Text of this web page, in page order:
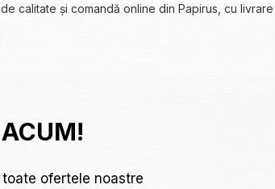
calitate și comandă online din Papirus, cu livrare
ofertele noastre